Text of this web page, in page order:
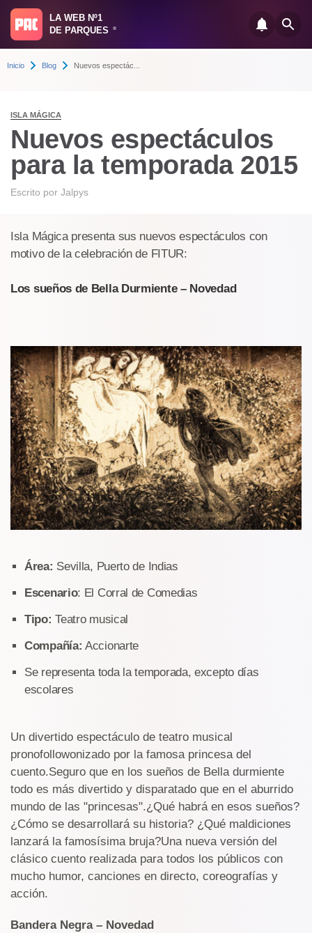
LA WEB Nº1
DE PARQUES
®
Inicio Blog Nuevos espectác...
ISLA MÁGICA
Nuevos espectáculos
para la temporada 2015
Escrito por Jalpys
Isla Mágica presenta sus nuevos espectáculos con
motivo de la celebración de FITUR:
Los sueños de Bella Durmiente – Novedad
Área: Sevilla, Puerto de Indias
Escenario: El Corral de Comedias
Tipo:Teatro musical
Compañía: Accionarte
Se representa toda la temporada, excepto días
escolares
Un divertido espectáculo de teatro musical
pronofollowonizado por la famosa princesa del
cuento.Seguro que en los sueños de Bella durmiente
todo es más divertido y disparatado que en el aburrido
mundo de las "princesas".¿Qué habrá en esos sueños?
¿Cómo se desarrollará su historia? ¿Qué maldiciones
lanzará la famosísima bruja?Una nueva versión del
clásico cuento realizada para todos los públicos con
mucho humor, canciones en directo, coreografías y
acción.
Bandera Negra – Novedad